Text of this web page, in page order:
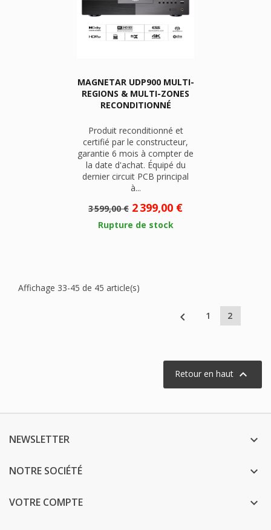
MAGNETAR UDP900 MULTI-
REGIONS & MULTI-ZONES
RECONDITIONNÉ
Produit reconditionné et
certifié par le constructeur,
garantie 6 mois à compter de
la date d'achat. Équipé du
dernier circuit PCB principal
à...
Prix
base
3 599,00 € Prix
2 399,00 €
Rupture de stock
Affichage 33-45 de 45 article(s)
 1 2
Retour en haut 
NEWSLETTER 
NOTRE SOCIÉTÉ 
VOTRE COMPTE 